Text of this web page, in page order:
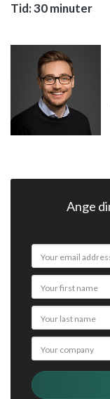
Tid: 30 minuter
Ange